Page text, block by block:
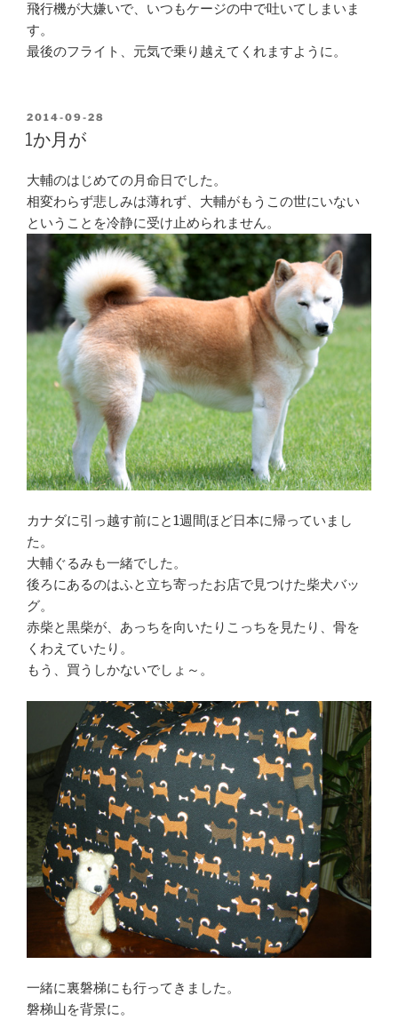
飛行機が大嫌いで、いつもケージの中で吐いてしまいま
す。
最後のフライト、元気で乗り越えてくれますように。
POSTED
ON
2014-09-28
1か月が
大輔のはじめての月命日でした。
相変わらず悲しみは薄れず、大輔がもうこの世にいない
ということを冷静に受け止められません。
カナダに引っ越す前にと1週間ほど日本に帰っていまし
た。
大輔ぐるみも一緒でした。
後ろにあるのはふと立ち寄ったお店で見つけた柴犬バッ
グ。
赤柴と黒柴が、あっちを向いたりこっちを見たり、骨を
くわえていたり。
もう、買うしかないでしょ～。
一緒に裏磐梯にも行ってきました。
磐梯山を背景に。